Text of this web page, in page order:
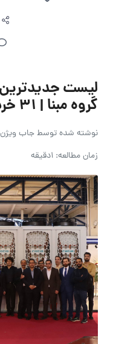
لیست
گروه مبنا | ۳۱ خرداد ۱۴۰۵
نوشته شده توسطجاب ویژن
زمان مطالعه: 1دقیقه